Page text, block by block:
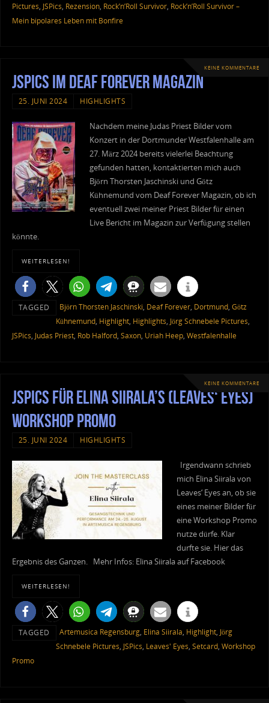
Pictures, JSPics, Rezension, Rock’n’Roll Survivor, Rock’n’Roll Survivor –
Mein bipolares Leben mit Bonfire
KEINE KOMMENTARE
JSPIcs im Deaf Forever Magazin
25. JUNI 2024 HIGHLIGHTS
Nachdem meine Judas Priest Bilder vom
Konzert in der Dortmunder Westfalenhalle am
27. März 2024 bereits vielerlei Beachtung
gefunden hatten, kontaktierten mich auch
Björn Thorsten Jaschinski und Götz
Kühnemund vom Deaf Forever Magazin, ob ich
eventuell zwei meiner Priest Bilder für einen
Live Bericht im Magazin zur Verfügung stellen
könnte.
WEITERLESEN!
TAGGED Björn Thorsten Jaschinski, Deaf Forever, Dortmund, Götz
Kühnemund, Highlight, Highlights, Jörg Schnebele Pictures,
JSPics, Judas Priest, Rob Halford, Saxon, Uriah Heep, Westfalenhalle
KEINE KOMMENTARE
JSPics für Elina Siirala’s (Leaves‘ Eyes)
Workshop Promo
25. JUNI 2024 HIGHLIGHTS
Irgendwann schrieb
mich Elina Siirala von
Leaves‘ Eyes an, ob sie
eines meiner Bilder für
eine Workshop Promo
nutze dürfe. Klar
durfte sie. Hier das
Ergebnis des Ganzen. Mehr Infos: Elina Siirala auf Facebook
WEITERLESEN!
TAGGED Artemusica Regensburg, Elina Siirala, Highlight, Jörg
Schnebele Pictures, JSPics, Leaves' Eyes, Setcard, Workshop
Promo